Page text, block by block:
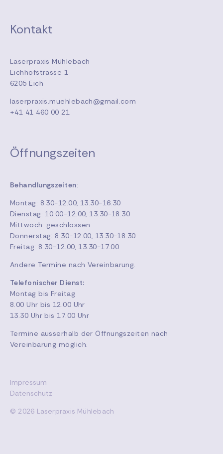
Kontakt
Laserpraxis Mühlebach
Eichhofstrasse 1
6205 Eich
laserpraxis.muehlebach@gmail.com
+41 41 460 00 21
Öffnungszeiten
Behandlungszeiten:
Montag: 8.30-12.00, 13.30-16.30
Dienstag: 10.00-12.00, 13.30-18.30
Mittwoch: geschlossen
Donnerstag: 8.30-12.00, 13.30-18.30
Freitag: 8.30-12.00, 13.30-17.00
Andere Termine nach Vereinbarung.
Telefonischer Dienst:
Montag bis Freitag
8.00 Uhr bis 12.00 Uhr
13.30 Uhr bis 17.00 Uhr
Termine ausserhalb der Öffnungszeiten nach
Vereinbarung möglich.
Impressum
Datenschutz
© 2026 Laserpraxis Mühlebach